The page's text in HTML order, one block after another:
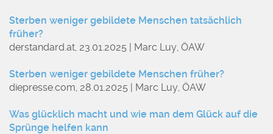
Sterben weniger gebildete Menschen tatsächlich
früher?
derstandard.at, 23.01.2025 | Marc Luy, ÖAW
Sterben weniger gebildete Menschen früher?
diepresse.com, 28.01.2025 | Marc Luy, ÖAW
Was glücklich macht und wie man dem Glück auf die
Sprünge helfen kann